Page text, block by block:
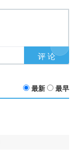
最新 最早